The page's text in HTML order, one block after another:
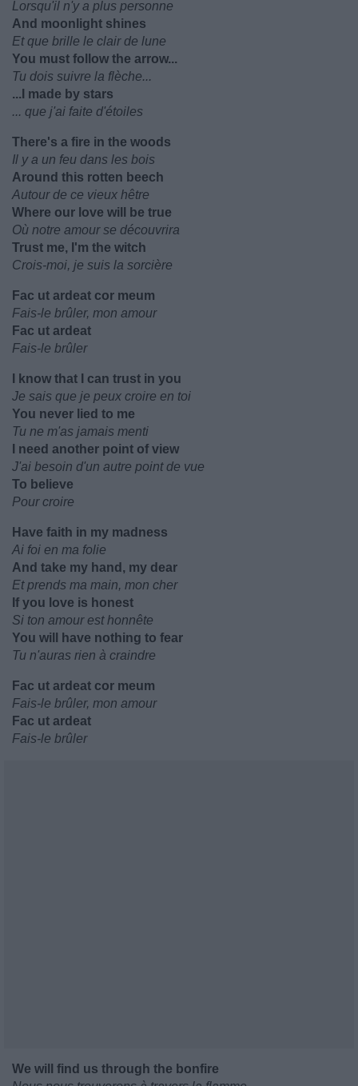
Lorsqu'il n'y a plus personne
And moonlight shines
Et que brille le clair de lune
You must follow the arrow...
Tu dois suivre la flèche...
...I made by stars
... que j'ai faite d'étoiles
There's a fire in the woods
Il y a un feu dans les bois
Around this rotten beech
Autour de ce vieux hêtre
Where our love will be true
Où notre amour se découvrira
Trust me, I'm the witch
Crois-moi, je suis la sorcière
Fac ut ardeat cor meum
Fais-le brûler, mon amour
Fac ut ardeat
Fais-le brûler
I know that I can trust in you
Je sais que je peux croire en toi
You never lied to me
Tu ne m'as jamais menti
I need another point of view
J'ai besoin d'un autre point de vue
To believe
Pour croire
Have faith in my madness
Ai foi en ma folie
And take my hand, my dear
Et prends ma main, mon cher
If you love is honest
Si ton amour est honnête
You will have nothing to fear
Tu n'auras rien à craindre
Fac ut ardeat cor meum
Fais-le brûler, mon amour
Fac ut ardeat
Fais-le brûler
We will find us through the bonfire